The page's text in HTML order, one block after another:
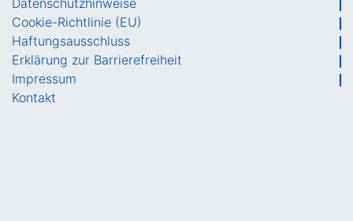
Datenschutzhinweise
Cookie-Richtlinie (EU)
Haftungsausschluss
Erklärung zur Barrierefreiheit
Impressum
Kontakt